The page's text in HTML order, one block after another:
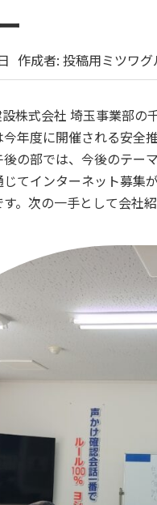
作成者: 投稿用ミツワグ
株式会社 埼玉事業部の
年度に開催される安全
の部では、今後のテー
てインターネット募集
。次の一手として会社